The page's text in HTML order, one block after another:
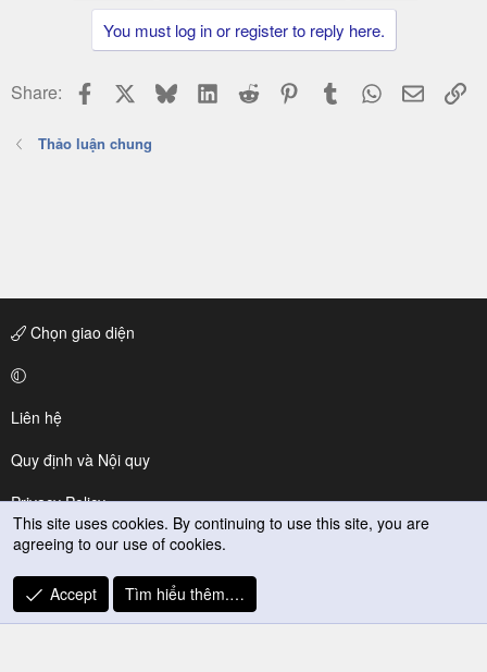
You must log in or register to reply here.
Share: Facebook BlueskyLinkedIn
Reddit PinterestTumblr WhatsApp
Email
Thảo luận chung
Chọn giao diện
Liên hệ
Quy định và Nội quy
Privacy Policy
Trợ giúp
R
S
This site uses cookies. By continuing to use this site, you are
agreeing to our use of cookies.
Accept Tìm hiểu thêm.…